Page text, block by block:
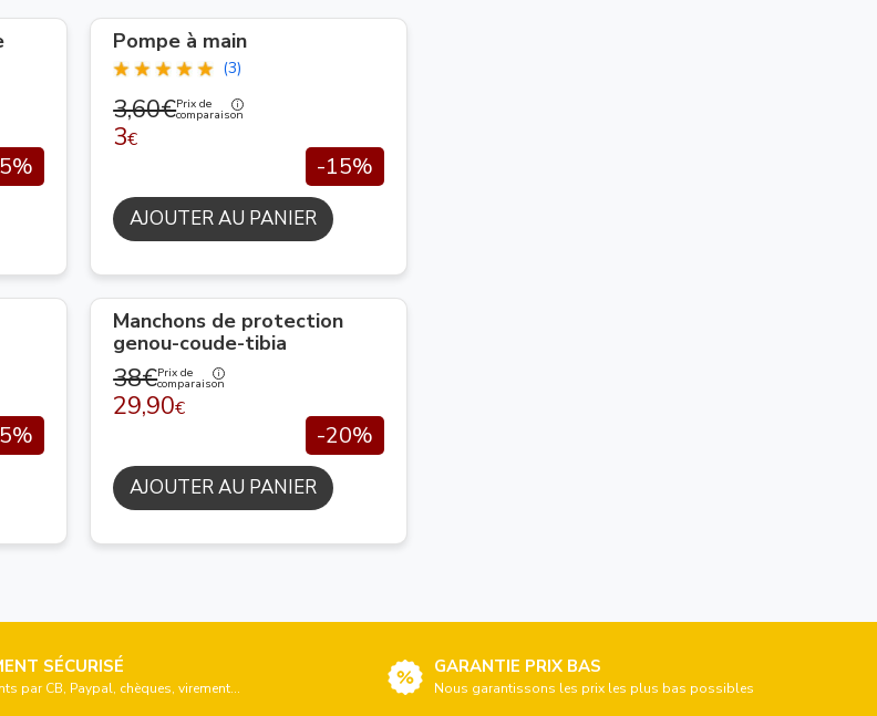
Pompe à main
(3)
3,60€Prix de
comparaison
3€
-15%
AJOUTER AU PANIER
Manchons de protection
genou-coude-tibia
38€Prix de
comparaison
29,90€
-20%
AJOUTER AU PANIER
SÉCURISÉ
par CB, Paypal, chèques, virement...
GARANTIE PRIX BAS
Nous garantissons les prix les plus bas possibles